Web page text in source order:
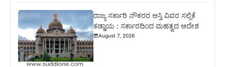
ರಾಜ್ಯ ಸರ್ಕಾರಿ ನೌಕರರ ಆಸ್ತಿ ವಿವರ ಸಲ್ಲಿಕೆ
ಕಡ್ಡಾಯ : ಸರ್ಕಾರದಿಂದ ಮಹತ್ವದ ಆದೇಶ
August 7, 2026